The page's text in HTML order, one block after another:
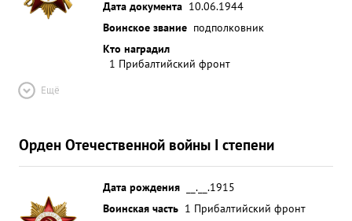
Дата документа 10.06.1944
Воинское звание подполковник
Кто наградил
1 Прибалтийский фронт
Ещё
Орден Отечественной войны I степени
Дата рождения
__.__.1915
Воинская часть 1 Прибалтийский фронт